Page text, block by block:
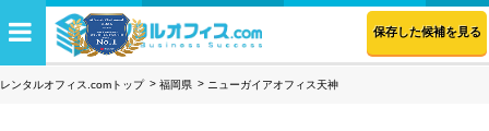
保存した候補を見る
レンタルオフィス.comトップ 福岡県 ニューガイアオフィス天神